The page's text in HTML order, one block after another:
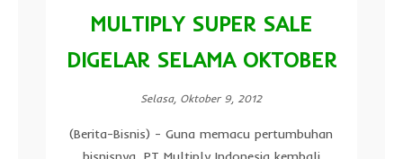
MULTIPLY SUPER SALE
DIGELAR SELAMA OKTOBER
Selasa, Oktober 9, 2012
(Berita-Bisnis) - Guna memacu pertumbuhan